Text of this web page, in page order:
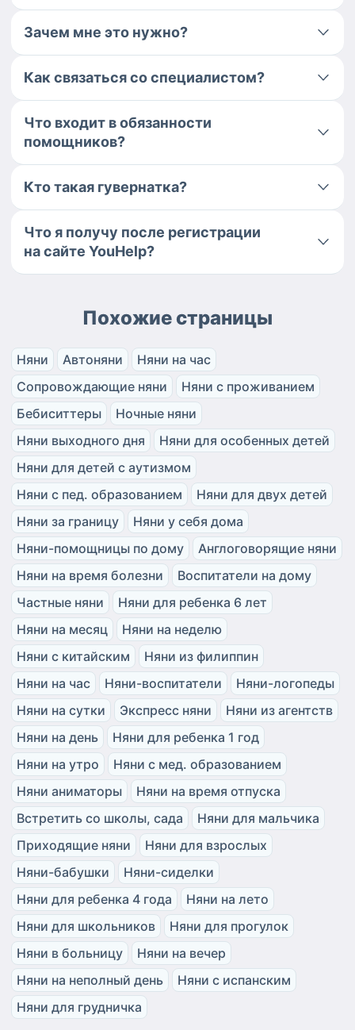
Зачем мне это нужно?
Как связаться со специалистом?
Что входит в обязанности
помощников?
Кто такая гувернатка?
Что я получу после регистрации
на сайте YouHelp?
Похожие страницы
Няни Автоняни
Няни на час
Сопровождающие няни
Няни с проживанием
Бебиситтеры
Ночные няни
Няни выходного дня
Няни для особенных детей
Няни для детей с аутизмом
Няни с пед. образованием
Няни для двух детей
Няни за границу
Няни у себя дома
Няни-помощницы по дому
Англоговорящие няни
Няни на время болезни
Воспитатели на дому
Частные няни
Няни для ребенка 6 лет
Няни на месяц
Няни на неделю
Няни с китайским
Няни из филиппин
Няни на час
Няни-воспитатели
Няни-логопеды
Няни на сутки
Экспресс няни
Няни из агентств
Няни на день
Няни для ребенка 1 год
Няни на утро
Няни с мед. образованием
Няни аниматоры
Няни на время отпуска
Встретить со школы, сада
Няни для мальчика
Приходящие няни
Няни для взрослых
Няни-бабушки
Няни-сиделки
Няни для ребенка 4 года
Няни на лето
Няни для школьников
Няни для прогулок
Няни в больницу
Няни на вечер
Няни на неполный день
Няни с испанским
Няни для грудничка